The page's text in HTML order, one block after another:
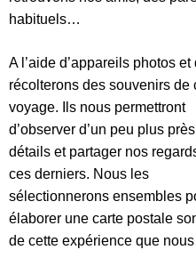
habituels…
A l’aide d’appareils photos
récolterons des souvenirs de
voyage. Ils nous permettront
d’observer d’un peu plus
détails et partager nos
ces derniers. Nous les
sélectionnerons ensembles
élaborer une carte postale
de cette expérience que